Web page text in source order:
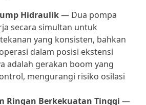
Hidraulik— Dua pompa
secara simultan untuk
yang konsisten, bahkan
dalam posisi ekstensi
adalah gerakan boom yang
mengurangi risiko osilasi
Ringan Berkekuatan Tinggi —